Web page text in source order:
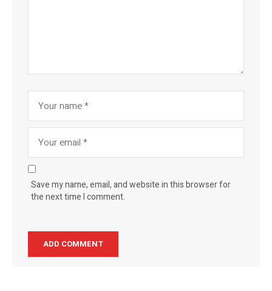
Save my name, email, and website in this browser for
the next time I comment.